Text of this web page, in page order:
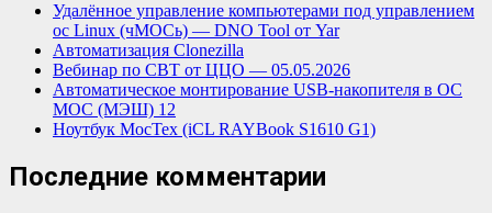
Удалённое управление компьютерами под управлением
ос Linux (чМОСь) — DNO Tool от Yar
Автоматизация Clonezilla
Вебинар по СВТ от ЦЦО — 05.05.2026
Автоматическое монтирование USB-накопителя в ОС
МОС (МЭШ) 12
Ноутбук МосТех (iCL RAYBook S1610 G1)
Последние комментарии